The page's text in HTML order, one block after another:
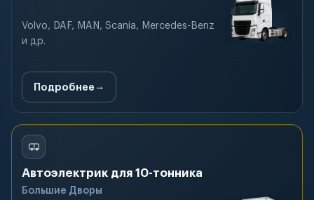
Volvo, DAF, MAN, Scania, Mercedes-Benz
и др.
Подробнее
Автоэлектрик для 10-тонника
Большие Дворы